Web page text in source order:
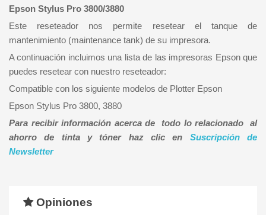
Epson Stylus Pro 3800/3880
Este reseteador nos permite resetear el tanque de
mantenimiento (maintenance tank) de su impresora.
A continuación incluimos una lista de las impresoras Epson que
puedes resetear con nuestro reseteador:
Compatible con los siguiente modelos de Plotter Epson
Epson Stylus Pro 3800, 3880
Para recibir información acerca de todo lo relacionado al
ahorro de tinta y tóner haz clic en Suscripción de
Newsletter
Opiniones